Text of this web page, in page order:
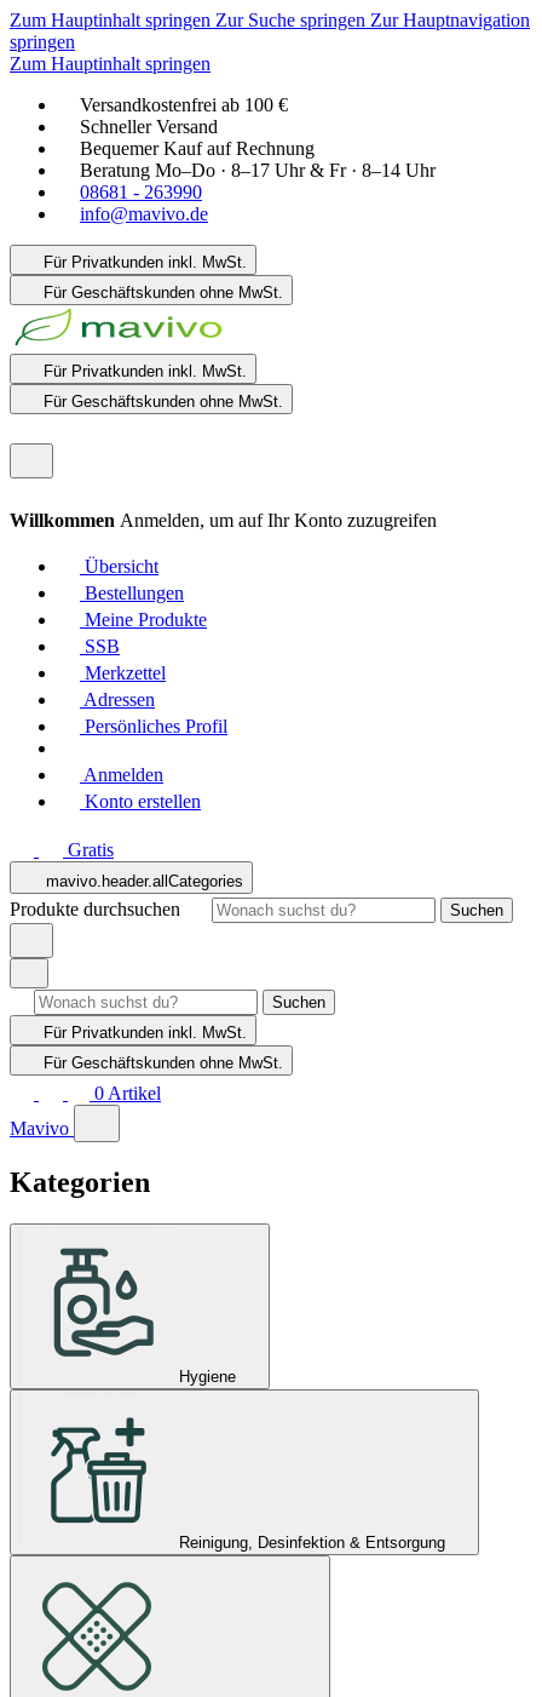
Zum Hauptinhalt springen Zur Suche springen Zur Hauptnavigation
springen
Zum Hauptinhalt springen
Versandkostenfrei ab 100 €
Schneller Versand
Bequemer Kauf auf Rechnung
Beratung Mo–Do · 8–17 Uhr & Fr · 8–14 Uhr
08681 - 263990
info@mavivo.de
Für Privatkunden inkl. MwSt.
Für Geschäftskunden ohne MwSt.
Für Privatkunden inkl. MwSt.
Für Geschäftskunden ohne MwSt.
Willkommen Anmelden, um auf Ihr Konto zuzugreifen
Übersicht
Bestellungen
Meine Produkte
SSB
Merkzettel
Adressen
Persönliches Profil
Anmelden
Konto erstellen
Gratis
mavivo.header.allCategories
Produkte durchsuchen Suchen
Suchen
Für Privatkunden inkl. MwSt.
Für Geschäftskunden ohne MwSt.
0 Artikel
Mavivo
Kategorien
Hygiene
Reinigung, Desinfektion & Entsorgung